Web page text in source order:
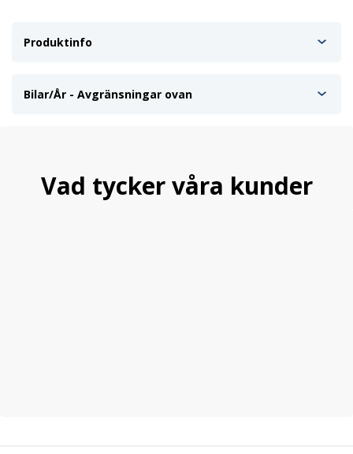
Produktinfo
Bilar/År - Avgränsningar ovan
Vad tycker våra kunder